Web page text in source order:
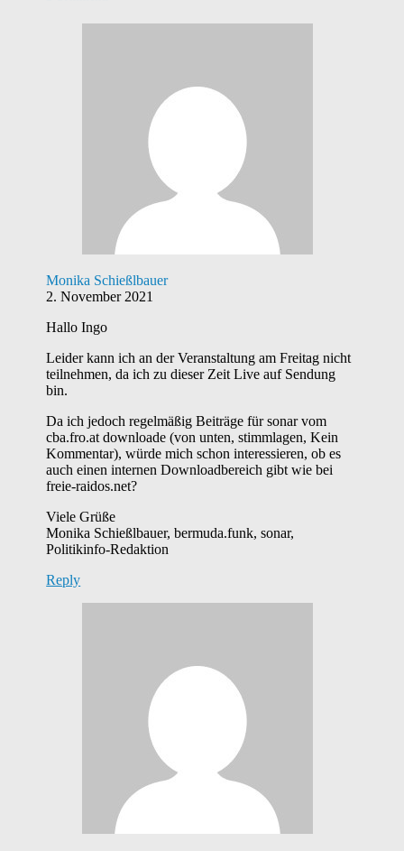
Monika Schießlbauer
2. November 2021
Hallo Ingo
Leider kann ich an der Veranstaltung am Freitag nicht
teilnehmen, da ich zu dieser Zeit Live auf Sendung
bin.
Da ich jedoch regelmäßig Beiträge für sonar vom
cba.fro.at downloade (von unten, stimmlagen, Kein
Kommentar), würde mich schon interessieren, ob es
auch einen internen Downloadbereich gibt wie bei
freie-raidos.net?
Viele Grüße
Monika Schießlbauer, bermuda.funk, sonar,
Politikinfo-Redaktion
Reply